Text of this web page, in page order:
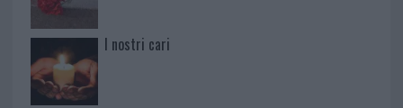
I nostri cari